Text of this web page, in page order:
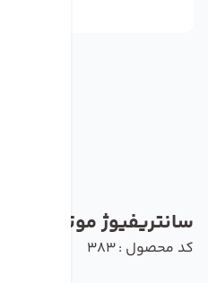
سانتریفیوژ موتور داخل BVN مدلAROB-M
کد محصول : 383